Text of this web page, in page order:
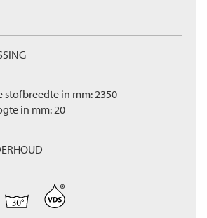
stofbreedte in mm: 2350
in mm: 20